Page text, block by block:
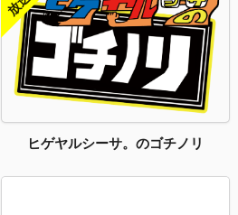
ヒゲヤルシーサ。のゴチノリ